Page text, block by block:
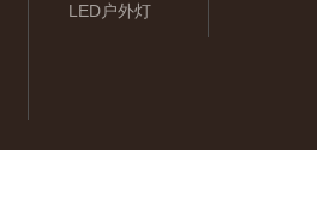
LED户外灯